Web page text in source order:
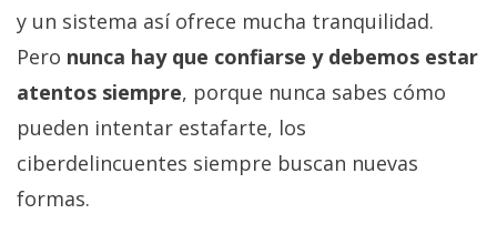
y un sistema así ofrece mucha tranquilidad.
Pero nunca hay que confiarse y debemos estar
atentos siempre, porque nunca sabes cómo
pueden intentar estafarte, los
ciberdelincuentes siempre buscan nuevas
formas.